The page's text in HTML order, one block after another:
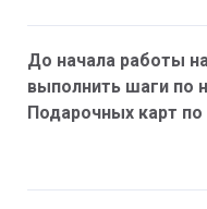
До начала работы
выполнить шаги по
Подарочных карт